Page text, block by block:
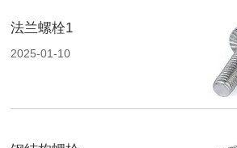
法兰螺栓1
2025-01-10